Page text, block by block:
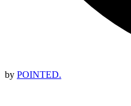
by POINTED.